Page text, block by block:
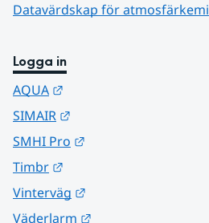
Datavärdskap för atmosfärkemi
Logga in
AQUA
SIMAIR
SMHI Pro
Timbr
Vinterväg
Väderlarm